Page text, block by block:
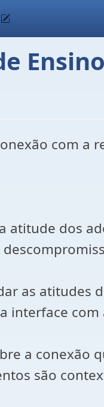
com a
atitude dos
as atitudes
interface
a conexão
são